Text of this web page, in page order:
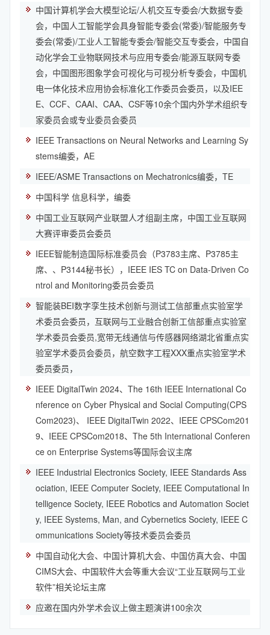
中国计算机学会大模型论坛/人机交互专委会/大数据专委
会，中国人工智能学会具身智能专委会(常委)/智能服务专
委会(常委)/工业人工智能专委会/智能交互专委会，中国自
动化学会工业物联网技术与应用专委会/能源互联网专委
会，中国图形图象学会可视化与可视分析专委会，中国机
电一体化技术应用协会标准化工作委员会委员，以及IEE
E、CCF、CAAI、CAA、CSF等10余个国内外学术组织专
家委员会或专业委员会委员
IEEE Transactions on Neural Networks and Learning Sy
stems编委，AE
IEEE/ASME Transactions on Mechatronics编委，TE
中国科学 信息科学，编委
中国工业互联网产业联盟人才组副主席，中国工业互联网
大赛评审委员会委员
IEEE智能制造国际标准委员会（P3783主席、P3785主
席、、P3144秘书长），IEEE IES TC on Data-Driven Co
ntrol and Monitoring委员会委员
智能装BEI数字孪生技术创新与测试工信部重点实验室学
术委员会委员，互联网与工业融合创新工信部重点实验室
学术委员会委员,宽带无线通信与传感器网络湖北省重点实
验室学术委员会委员，航空数字工程XXX重点实验室学术
委员委员，
IEEE DigitalTwin 2024、The 16th IEEE International Co
nference on Cyber Physical and Social Computing(CPS
Com2023)、 IEEE DigitalTwin 2022、IEEE CPSCom201
9、IEEE CPSCom2018、The 5th International Conferen
ce on Enterprise Systems等国际会议主席
IEEE Industrial Electronics Society, IEEE Standards Ass
ociation, IEEE Computer Society, IEEE Computational In
telligence Society, IEEE Robotics and Automation Societ
y, IEEE Systems, Man, and Cybernetics Society, IEEE C
ommunications Society等技术委员会委员
中国自动化大会、中国计算机大会、中国仿真大会、中国
CIMS大会、中国软件大会等重大会议“工业互联网与工业
软件”相关论坛主席
应邀在国内外学术会议上做主题演讲100余次